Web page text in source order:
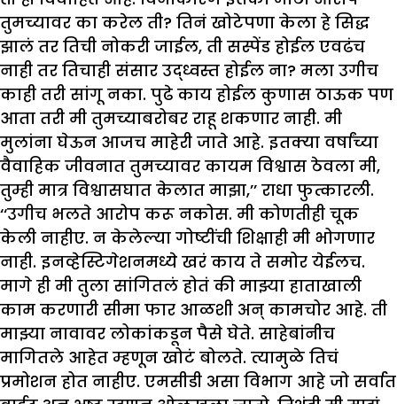
तुमच्यावर का करेल ती? तिनं खोटेपणा केला हे सिद्ध
झालं तर तिची नोकरी जाईल, ती सस्पेंड होईल एवढंच
नाही तर तिचाही संसार उद्ध्वस्त होईल ना? मला उगीच
काही तरी सांगू नका. पुढे काय होईल कुणास ठाऊक पण
आता तरी मी तुमच्याबरोबर राहू शकणार नाही. मी
मुलांना घेऊन आजच माहेरी जाते आहे. इतक्या वर्षांच्या
वैवाहिक जीवनात तुमच्यावर कायम विश्वास ठेवला मी,
तुम्ही मात्र विश्वासघात केलात माझा,’’ राधा फुत्कारली.
‘‘उगीच भलते आरोप करू नकोस. मी कोणतीही चूक
केली नाहीए. न केलेल्या गोष्टींची शिक्षाही मी भोगणार
नाही. इनव्हेस्टिगेशनमध्ये खरं काय ते समोर येईलच.
मागे ही मी तुला सांगितलं होतं की माझ्या हाताखाली
काम करणारी सीमा फार आळशी अन् कामचोर आहे. ती
माझ्या नावावर लोकांकडून पैसे घेते. साहेबांनीच
मागितले आहेत म्हणून खोटं बोलते. त्यामुळे तिचं
प्रमोशन होत नाहीए. एमसीडी असा विभाग आहे जो सर्वात